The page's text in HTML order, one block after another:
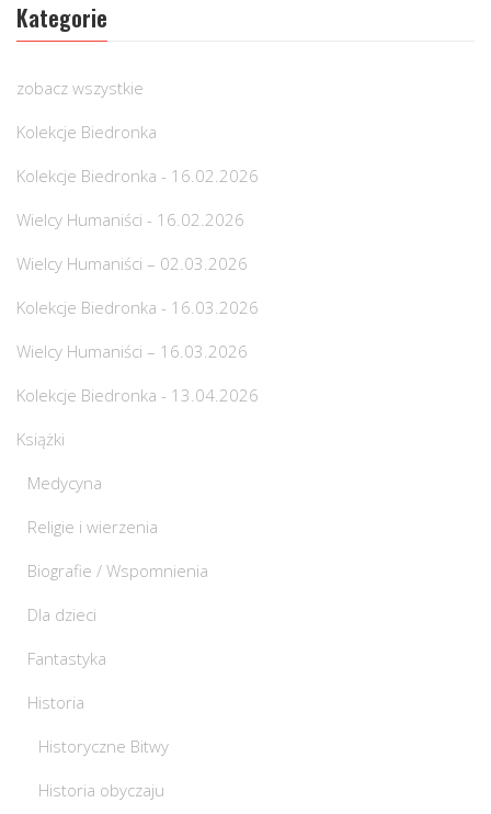
Kategorie
zobacz wszystkie
Kolekcje Biedronka
Kolekcje Biedronka - 16.02.2026
Wielcy Humaniści - 16.02.2026
Wielcy Humaniści – 02.03.2026
Kolekcje Biedronka - 16.03.2026
Wielcy Humaniści – 16.03.2026
Kolekcje Biedronka - 13.04.2026
Książki
Medycyna
Religie i wierzenia
Biografie / Wspomnienia
Dla dzieci
Fantastyka
Historia
Historyczne Bitwy
Historia obyczaju